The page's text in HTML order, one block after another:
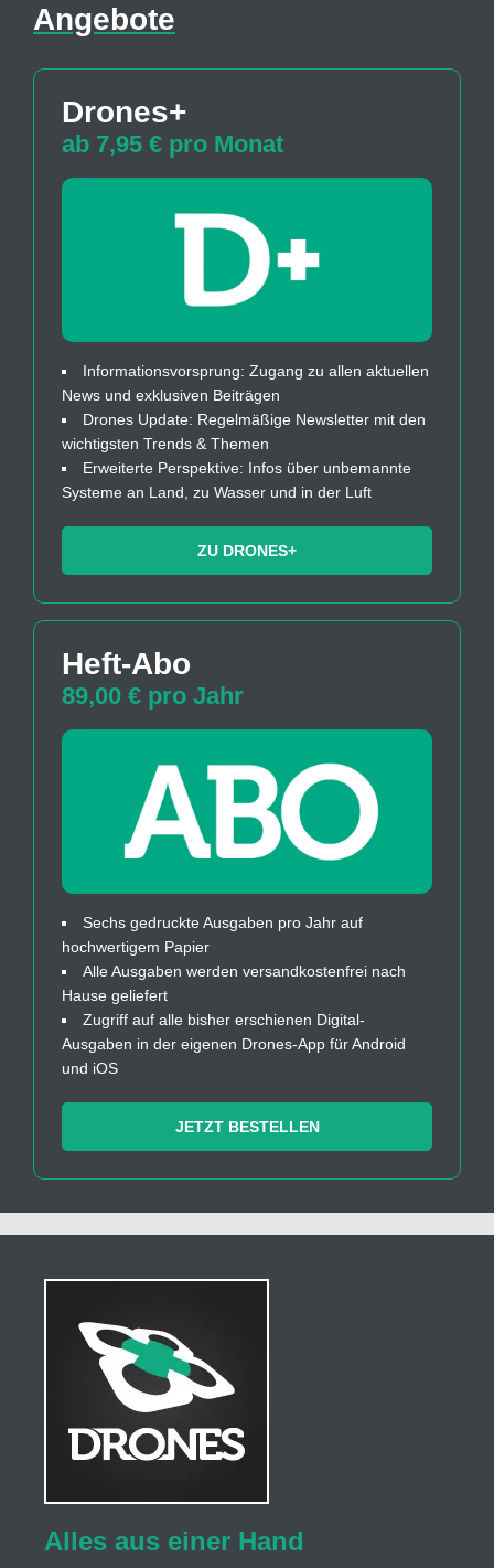
Angebote
Drones+
ab 7,95 € pro Monat
Informationsvorsprung: Zugang zu allen aktuellen
News und exklusiven Beiträgen
Drones Update: Regelmäßige Newsletter mit den
wichtigsten Trends & Themen
Erweiterte Perspektive: Infos über unbemannte
Systeme an Land, zu Wasser und in der Luft
ZU DRONES+
Heft-Abo
89,00 € pro Jahr
Sechs gedruckte Ausgaben pro Jahr auf
hochwertigem Papier
Alle Ausgaben werden versandkostenfrei nach
Hause geliefert
Zugriff auf alle bisher erschienen Digital-
Ausgaben in der eigenen Drones-App für Android
und iOS
JETZT BESTELLEN
Alles aus einer Hand